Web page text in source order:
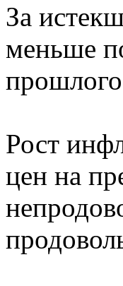
За
меньше
Рост
цен на